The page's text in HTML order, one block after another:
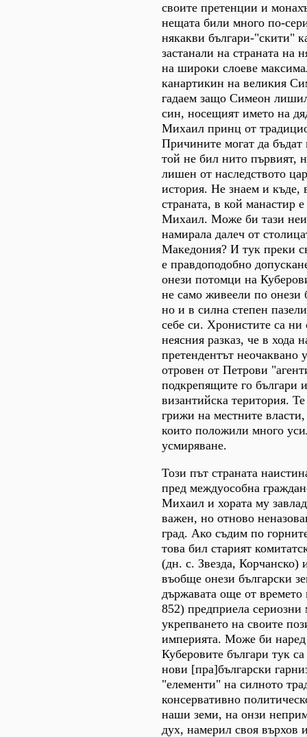
своите претенции и
нещата били много по-
някакви българи-"скити"
застанали на страната на
на широки слоеве
канартикин на великия
гадаем защо Симеон
син, носещият името на
Михаил принц от
Причините могат да
той не бил нито първият,
лишен от наследството
история. Не знаем и къде,
страната, в кой манастир
Михаил. Може би тази
намирала далеч от
Македония? И тук преки
е правдоподобно
онези потомци на
не само живеели по онези
но и в силна степен
себе си. Хронистите са ни
неясния разказ, че в хода
претендентът неочаквано
отровен от Петрови
подкрепящите го българи
византийска територия.
грижи на местните
които положили много
усмиряване.
Този път страната
пред междуособна
Михаил и хората му
важен, но отново
град. Ако съдим по
това бил старият
(дн. с. Звезда,
въобще онези български
държавата още от
852) предприела сериозни
укрепването на своите
империята. Може би наред
Куберовите българи тук
нови [пра]български
"елементи" на силното
консервативно
наши земи, на онзи
дух, намерил своя върхов